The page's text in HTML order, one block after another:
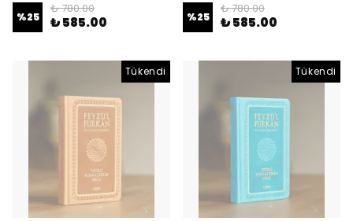
%25
₺ 780.00
₺ 585.00 %25
₺ 780.00
₺ 585.00
Tükendi Tükendi